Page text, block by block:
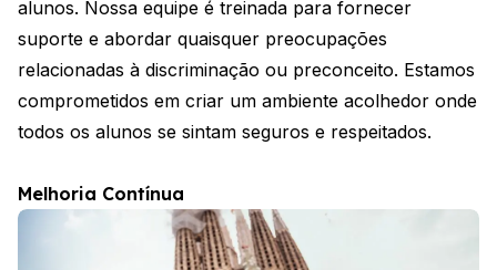
alunos. Nossa equipe é treinada para fornecer
suporte e abordar quaisquer preocupações
relacionadas à discriminação ou preconceito. Estamos
comprometidos em criar um ambiente acolhedor onde
todos os alunos se sintam seguros e respeitados.
Melhoria Contínua